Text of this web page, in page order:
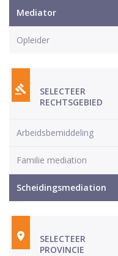
Mediator
Opleider
SELECTEER
RECHTSGEBIED
Arbeidsbemiddeling
Familie mediation
Scheidingsmediation
SELECTEER
PROVINCIE